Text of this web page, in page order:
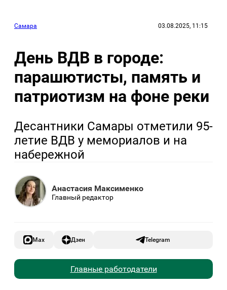
Самара 03.08.2025, 11:15
День ВДВ в городе:
парашютисты, память и
патриотизм на фоне реки
Десантники Самары отметили 95-
летие ВДВ у мемориалов и на
набережной
Анастасия Максименко
Главный редактор
Max Дзен Telegram
Главные работодатели